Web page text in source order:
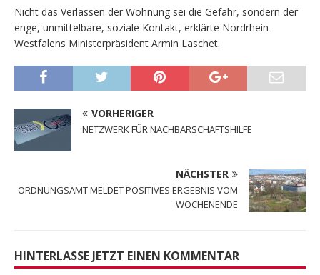
Nicht das Verlassen der Wohnung sei die Gefahr, sondern der
enge, unmittelbare, soziale Kontakt, erklärte Nordrhein-
Westfalens Ministerpräsident Armin Laschet.
VORHERIGER
NETZWERK FÜR NACHBARSCHAFTSHILFE
NÄCHSTER
ORDNUNGSAMT MELDET POSITIVES ERGEBNIS VOM
WOCHENENDE
HINTERLASSE JETZT EINEN KOMMENTAR